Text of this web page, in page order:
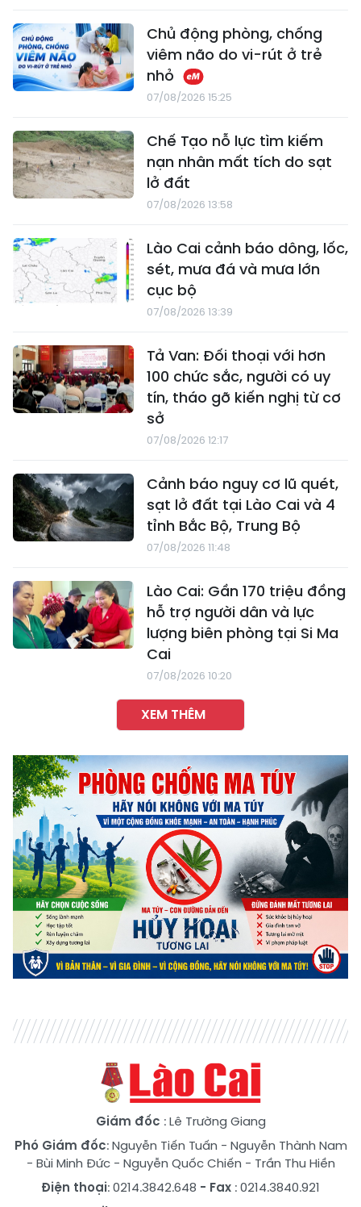
Chủ động phòng, chống
viêm não do vi-rút ở trẻ
nhỏ
07/08/2026 15:25
Chế Tạo nỗ lực tìm kiếm
nạn nhân mất tích do sạt
lở đất
07/08/2026 13:58
Lào Cai cảnh báo dông, lốc,
sét, mưa đá và mưa lớn
cục bộ
07/08/2026 13:39
Tả Van: Đối thoại với hơn
100 chức sắc, người có uy
tín, tháo gỡ kiến nghị từ cơ
sở
07/08/2026 12:17
Cảnh báo nguy cơ lũ quét,
sạt lở đất tại Lào Cai và 4
tỉnh Bắc Bộ, Trung Bộ
07/08/2026 11:48
Lào Cai: Gần 170 triệu đồng
hỗ trợ người dân và lực
lượng biên phòng tại Si Ma
Cai
07/08/2026 10:20
XEM THÊM
Giám đốc : Lê Trường Giang
Phó Giám đốc:Nguyễn Tiến Tuấn - Nguyễn Thành Nam
- Bùi Minh Đức- Nguyễn Quốc Chiến - Trần Thu Hiền
Điện thoại: 0214.3842.648 - Fax : 0214.3840.921